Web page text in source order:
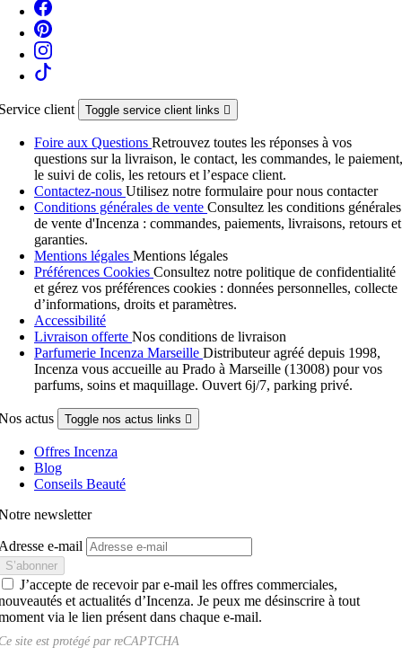
client Toggle service client links 
Foire aux Questions Retrouvez toutes les réponses à vos
questions sur la livraison, le contact, les commandes, le paiement,
le suivi de colis, les retours et l’espace client.
Contactez-nous Utilisez notre formulaire pour nous contacter
Conditions générales de vente Consultez les conditions générales
de vente d'Incenza : commandes, paiements, livraisons, retours et
garanties.
Mentions légales Mentions légales
Préférences Cookies Consultez notre politique de confidentialité
et gérez vos préférences cookies : données personnelles, collecte
d’informations, droits et paramètres.
Accessibilité
Livraison offerte Nos conditions de livraison
Parfumerie Incenza Marseille Distributeur agréé depuis 1998,
Incenza vous accueille au Prado à Marseille (13008) pour vos
parfums, soins et maquillage. Ouvert 6j/7, parking privé.
actus Toggle nos actus links 
Offres Incenza
Blog
Conseils Beauté
newsletter
e-mail
J’accepte de recevoir par e-mail les offres commerciales,
et actualités d’Incenza. Je peux me désinscrire à tout
via le lien présent dans chaque e-mail.
site est protégé parreCAPTCHA